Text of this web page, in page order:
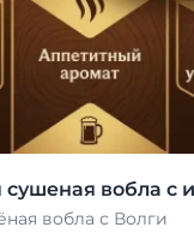
сушеная вобла с
вобла с Волги